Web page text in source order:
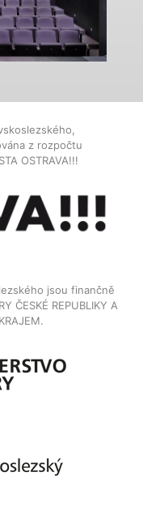
z rozpočtu
OSTRAVA!!!
jsou finančně
ČESKÉ REPUBLIKY A